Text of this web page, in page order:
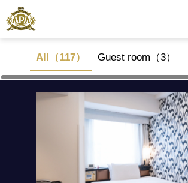
All（117） Guest room（3）